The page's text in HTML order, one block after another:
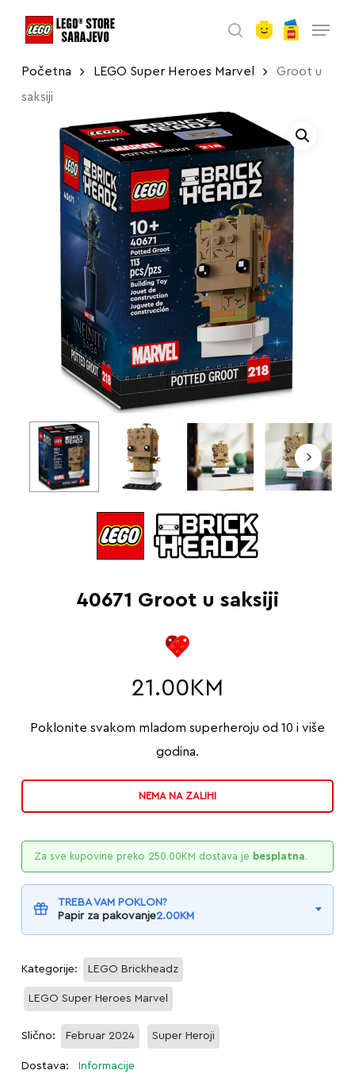
search
Početna LEGO Super Heroes Marvel Groot u
saksiji
40671 Groot u saksiji
21.00 KM
Poklonite svakom mladom superheroju od 10 i više
godina.
NEMA NA ZALIHI
Za sve kupovine preko 250.00KM dostava je besplatna.
TREBA VAM POKLON?
Papir za pakovanje2.00KM
Kategorije: LEGO Brickheadz
LEGO Super Heroes Marvel
Slično: Februar 2024 Super Heroji
Dostava: Informacije